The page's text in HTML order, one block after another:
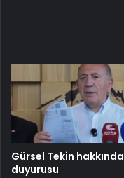
Gürsel Tekin
duyurusu